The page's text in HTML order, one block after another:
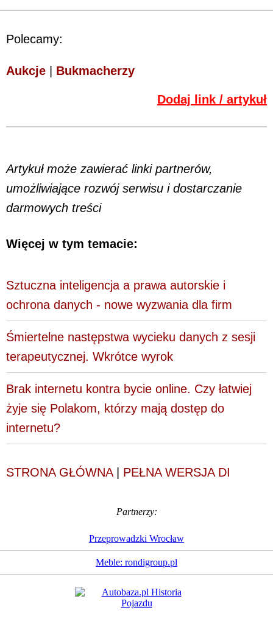
Polecamy:
Aukcje Bukmacherzy
Dodaj link / artykuł
Artykuł może zawierać linki partnerów,
umożliwiające rozwój serwisu i dostarczanie
darmowych treści
Więcej w tym temacie:
Sztuczna inteligencja a prawa autorskie i
ochrona danych - nowe wyzwania dla firm
Śmiertelne następstwa wycieku danych z sesji
terapeutycznej. Wkrótce wyrok
Brak internetu kontra bycie online. Czy łatwiej
żyje się Polakom, którzy mają dostęp do
internetu?
STRONA GŁÓWNA| PEŁNA WERSJA DI
Partnerzy:
Przeprowadzki Wrocław
Meble: rondigroup.pl